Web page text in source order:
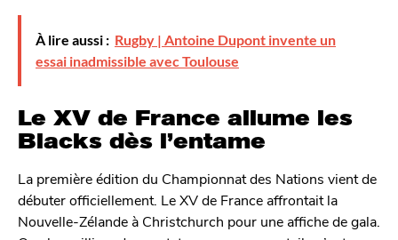
À lire aussi : Rugby | Antoine Dupont invente un
essai inadmissible avec Toulouse
Le XV de France allume les
Blacks dès l’entame
La première édition du Championnat des Nations vient de
débuter officiellement. Le XV de France affrontait la
Nouvelle-Zélande à Christchurch pour une affiche de gala.